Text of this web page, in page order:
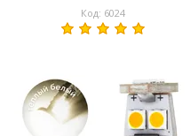
Код: 6024